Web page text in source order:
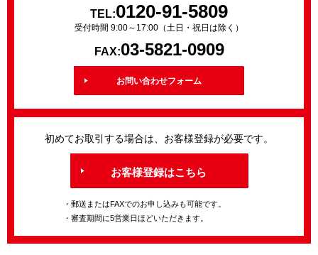
TEL:0120-91-5809
受付時間 9:00～17:00（土日・祝日は除く）
FAX:03-5821-0909
お問い合わせフォーム
初めてお取引する場合は、お客様登録が必要です。
お客様登録はこちら
・郵送またはFAXでのお申し込みも可能です。
・審査期間に5営業日ほどいただきます。